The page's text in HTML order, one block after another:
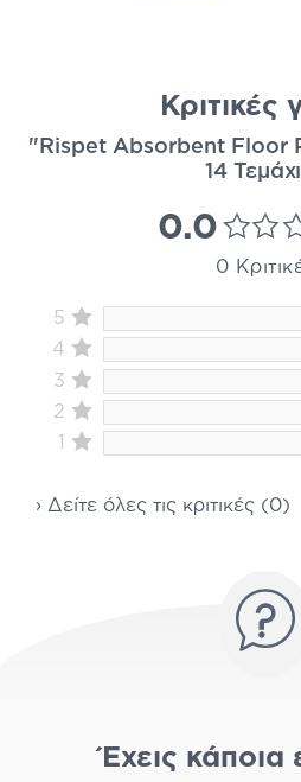
Κριτικές
"Rispet Absorbent Floor
14
0.0
0
5
4
3
2
1
› Δείτε όλες τις κριτικές (0)
Έχεις